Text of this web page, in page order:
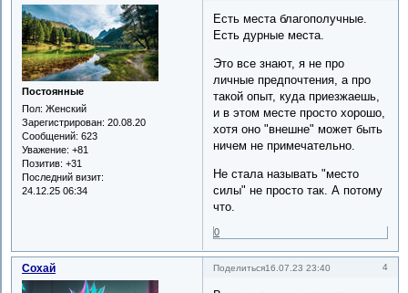
Постоянные
Пол: Женский
Зарегистрирован: 20.08.20
Сообщений: 623
Уважение: +81
Позитив: +31
Последний визит:
24.12.25 06:34
Есть места благополучные.
Есть дурные места.
Это все знают, я не про
личные предпочтения, а про
такой опыт, куда приезжаешь,
и в этом месте просто хорошо,
хотя оно "внешне" может быть
ничем не примечательно.
Не стала называть "место
силы" не просто так. А потому
что.
0
Поделиться 4
16.07.23 23:40
Сохай